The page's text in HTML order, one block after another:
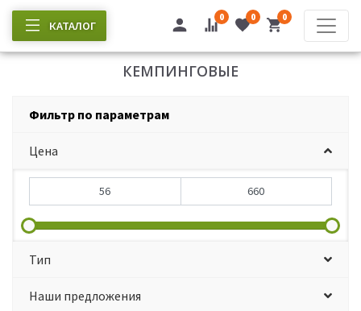
КАТАЛОГ
0 0 0
КЕМПИНГОВЫЕ
Фильтр по параметрам
Цена
Тип
Наши предложения